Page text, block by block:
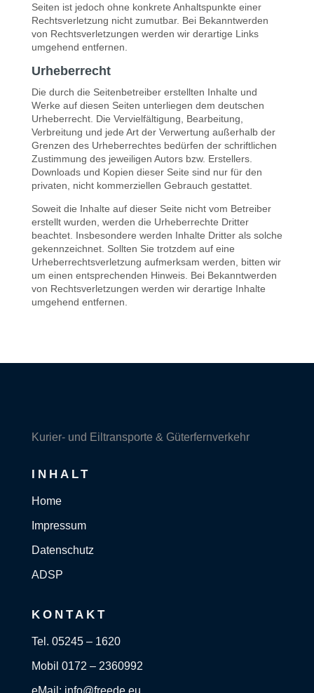
Seiten ist jedoch ohne konkrete Anhaltspunkte einer
Rechtsverletzung nicht zumutbar. Bei Bekanntwerden
von Rechtsverletzungen werden wir derartige Links
umgehend entfernen.
Urheberrecht
Die durch die Seitenbetreiber erstellten Inhalte und
Werke auf diesen Seiten unterliegen dem deutschen
Urheberrecht. Die Vervielfältigung, Bearbeitung,
Verbreitung und jede Art der Verwertung außerhalb der
Grenzen des Urheberrechtes bedürfen der schriftlichen
Zustimmung des jeweiligen Autors bzw. Erstellers.
Downloads und Kopien dieser Seite sind nur für den
privaten, nicht kommerziellen Gebrauch gestattet.
Soweit die Inhalte auf dieser Seite nicht vom Betreiber
erstellt wurden, werden die Urheberrechte Dritter
beachtet. Insbesondere werden Inhalte Dritter als solche
gekennzeichnet. Sollten Sie trotzdem auf eine
Urheberrechtsverletzung aufmerksam werden, bitten wir
um einen entsprechenden Hinweis. Bei Bekanntwerden
von Rechtsverletzungen werden wir derartige Inhalte
umgehend entfernen.
Kurier- und Eiltransporte & Güterfernverkehr
INHALT
Home
Impressum
Datenschutz
ADSP
KONTAKT
Tel. 05245 – 1620
Mobil 0172 – 2360992
eMail: info@freede.eu